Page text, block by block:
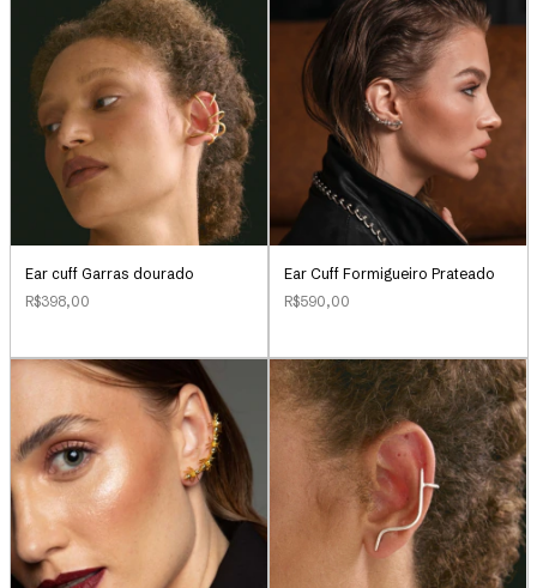
Ear cuff Garras dourado
R$398,00
Ear Cuff Formigueiro Prateado
R$590,00